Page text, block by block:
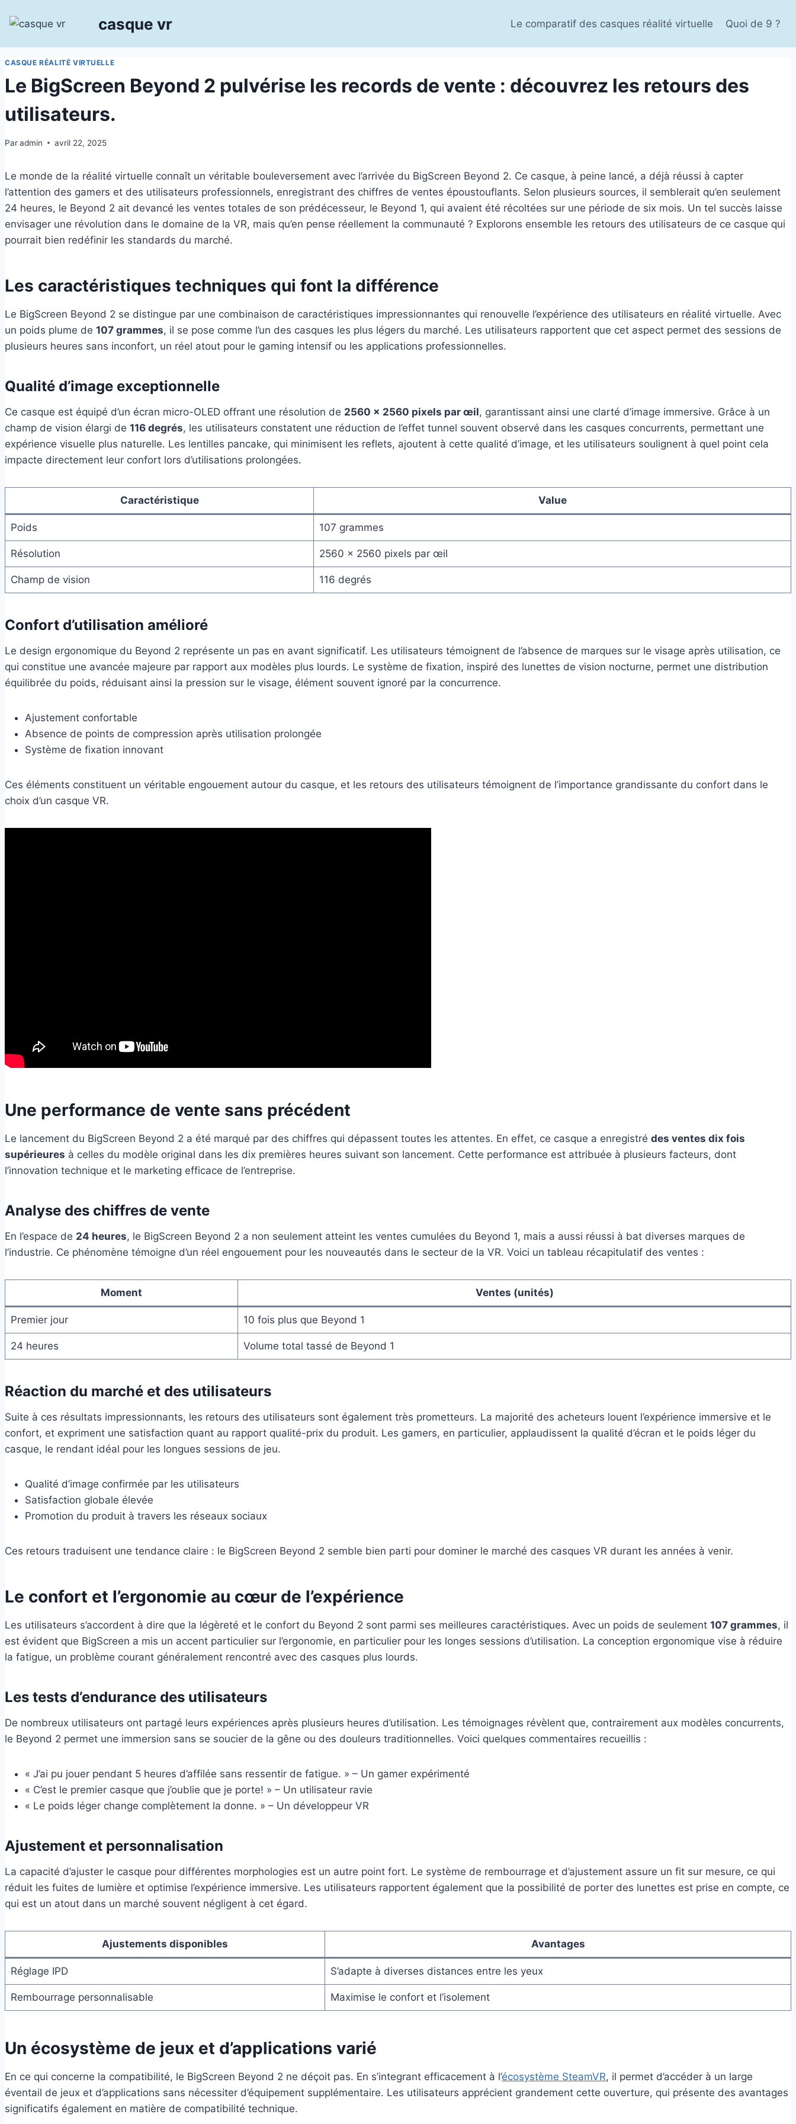
au
casque vr Le comparatif des casques réalité virtuelle Quoi de 9 ?
CASQUE RÉALITÉ VIRTUELLE
Le BigScreen Beyond 2 pulvérise les records de vente : découvrez les retours des
utilisateurs.
Paradmin avril 22, 2025
Le monde de la réalité virtuelle connaît un véritable bouleversement avec l’arrivée du BigScreen Beyond 2. Ce casque, à peine lancé, a déjà réussi à capter
l’attention des gamers et des utilisateurs professionnels, enregistrant des chiffres de ventes époustouflants. Selon plusieurs sources, il semblerait qu’en seulement
24 heures, le Beyond 2 ait devancé les ventes totales de son prédécesseur, le Beyond 1, qui avaient été récoltées sur une période de six mois. Un tel succès laisse
envisager une révolution dans le domaine de la VR, mais qu’en pense réellement la communauté ? Explorons ensemble les retours des utilisateurs de ce casque qui
pourrait bien redéfinir les standards du marché.
Les caractéristiques techniques qui font la différence
Le BigScreen Beyond 2 se distingue par une combinaison de caractéristiques impressionnantes qui renouvelle l’expérience des utilisateurs en réalité virtuelle. Avec
un poids plume de 107 grammes, il se pose comme l’un des casques les plus légers du marché. Les utilisateurs rapportent que cet aspect permet des sessions de
plusieurs heures sans inconfort, un réel atout pour le gaming intensif ou les applications professionnelles.
Qualité d’image exceptionnelle
Ce casque est équipé d’un écran micro-OLED offrant une résolution de 2560 x 2560 pixels par œil, garantissant ainsi une clarté d’image immersive. Grâce à un
champ de vision élargi de 116 degrés, les utilisateurs constatent une réduction de l’effet tunnel souvent observé dans les casques concurrents, permettant une
expérience visuelle plus naturelle. Les lentilles pancake, qui minimisent les reflets, ajoutent à cette qualité d’image, et les utilisateurs soulignent à quel point cela
impacte directement leur confort lors d’utilisations prolongées.
Caractéristique Value
Poids 107 grammes
Résolution 2560 x 2560 pixels par œil
Champ de vision 116 degrés
Confort d’utilisation amélioré
Le design ergonomique du Beyond 2 représente un pas en avant significatif. Les utilisateurs témoignent de l’absence de marques sur le visage après utilisation, ce
qui constitue une avancée majeure par rapport aux modèles plus lourds. Le système de fixation, inspiré des lunettes de vision nocturne, permet une distribution
équilibrée du poids, réduisant ainsi la pression sur le visage, élément souvent ignoré par la concurrence.
Ajustement confortable
Absence de points de compression après utilisation prolongée
Système de fixation innovant
Ces éléments constituent un véritable engouement autour du casque, et les retours des utilisateurs témoignent de l’importance grandissante du confort dans le
choix d’un casque VR.
Une performance de vente sans précédent
Le lancement du BigScreen Beyond 2 a été marqué par des chiffres qui dépassent toutes les attentes. En effet, ce casque a enregistré des ventes dix fois
supérieures à celles du modèle original dans les dix premières heures suivant son lancement. Cette performance est attribuée à plusieurs facteurs, dont
l’innovation technique et le marketing efficace de l’entreprise.
Analyse des chiffres de vente
En l’espace de 24 heures, le BigScreen Beyond 2 a non seulement atteint les ventes cumulées du Beyond 1, mais a aussi réussi à bat diverses marques de
l’industrie. Ce phénomène témoigne d’un réel engouement pour les nouveautés dans le secteur de la VR. Voici un tableau récapitulatif des ventes :
Moment Ventes (unités)
Premier jour 10 fois plus que Beyond 1
24 heures Volume total tassé de Beyond 1
Réaction du marché et des utilisateurs
Suite à ces résultats impressionnants, les retours des utilisateurs sont également très prometteurs. La majorité des acheteurs louent l’expérience immersive et le
confort, et expriment une satisfaction quant au rapport qualité-prix du produit. Les gamers, en particulier, applaudissent la qualité d’écran et le poids léger du
casque, le rendant idéal pour les longues sessions de jeu.
Qualité d’image confirmée par les utilisateurs
Satisfaction globale élevée
Promotion du produit à travers les réseaux sociaux
Ces retours traduisent une tendance claire : le BigScreen Beyond 2 semble bien parti pour dominer le marché des casques VR durant les années à venir.
Le confort et l’ergonomie au cœur de l’expérience
Les utilisateurs s’accordent à dire que la légèreté et le confort du Beyond 2 sont parmi ses meilleures caractéristiques. Avec un poids de seulement 107 grammes, il
est évident que BigScreen a mis un accent particulier sur l’ergonomie, en particulier pour les longes sessions d’utilisation. La conception ergonomique vise à réduire
la fatigue, un problème courant généralement rencontré avec des casques plus lourds.
Les tests d’endurance des utilisateurs
De nombreux utilisateurs ont partagé leurs expériences après plusieurs heures d’utilisation. Les témoignages révèlent que, contrairement aux modèles concurrents,
le Beyond 2 permet une immersion sans se soucier de la gêne ou des douleurs traditionnelles. Voici quelques commentaires recueillis :
« J’ai pu jouer pendant 5 heures d’affilée sans ressentir de fatigue. » – Un gamer expérimenté
« C’est le premier casque que j’oublie que je porte! » – Un utilisateur ravie
« Le poids léger change complètement la donne. » – Un développeur VR
Ajustement et personnalisation
La capacité d’ajuster le casque pour différentes morphologies est un autre point fort. Le système de rembourrage et d’ajustement assure un fit sur mesure, ce qui
réduit les fuites de lumière et optimise l’expérience immersive. Les utilisateurs rapportent également que la possibilité de porter des lunettes est prise en compte, ce
qui est un atout dans un marché souvent négligent à cet égard.
Ajustements disponibles Avantages
Réglage IPD S’adapte à diverses distances entre les yeux
Rembourrage personnalisable Maximise le confort et l’isolement
Un écosystème de jeux et d’applications varié
En ce qui concerne la compatibilité, le BigScreen Beyond 2 ne déçoit pas. En s’integrant efficacement à l’écosystème SteamVR, il permet d’accéder à un large
éventail de jeux et d’applications sans nécessiter d’équipement supplémentaire. Les utilisateurs apprécient grandement cette ouverture, qui présente des avantages
significatifs également en matière de compatibilité technique.